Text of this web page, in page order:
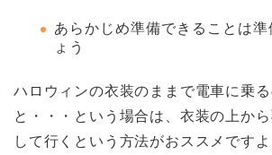
あらかじめ準備できることは準
ょう
ハロウィンの衣装のままで電車に乗
と・・・という場合は、衣装の上か
して行くという方法がおススメですよ